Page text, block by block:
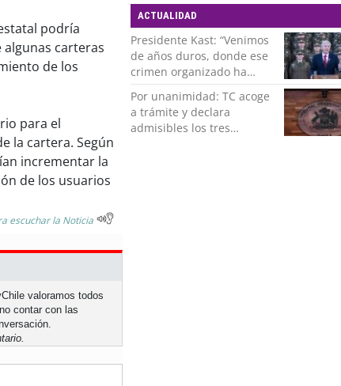
podría
carteras
de los
para el
la cartera. Según
incrementar la
de los usuarios
escuchar la Noticia
valoramos todos
contar con las
ACTUALIDAD
Presidente Kast: “Venimos
de años duros, donde ese
crimen organizado ha
ocupado un lugar que no
le corresponde”
Por unanimidad: TC acoge
a trámite y declara
admisibles los tres